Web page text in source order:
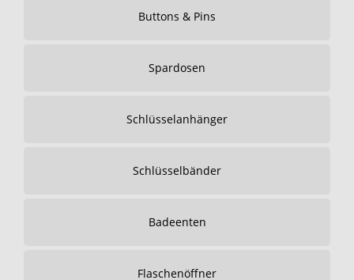
Buttons & Pins
Spardosen
Schlüsselanhänger
Schlüsselbänder
Badeenten
Flaschenöffner